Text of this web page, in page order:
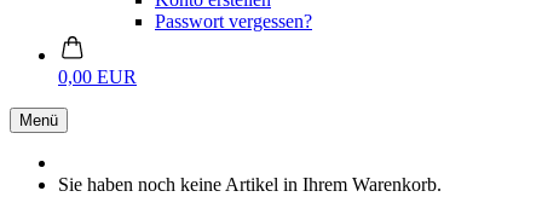
Passwort vergessen?
0,00 EUR
Menü
Sie haben noch keine Artikel in Ihrem Warenkorb.